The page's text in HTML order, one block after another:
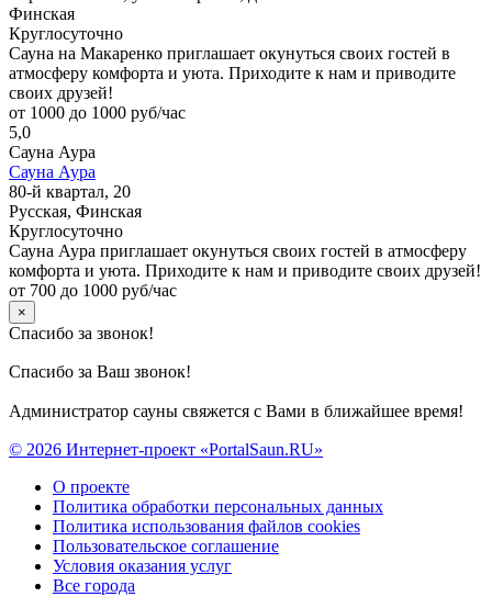
Финская
Круглосуточно
Сауна на Макаренко приглашает окунуться своих гостей в
атмосферу комфорта и уюта. Приходите к нам и приводите
своих друзей!
от 1000 до 1000 руб/час
5,0
Сауна Аура
Сауна Аура
80-й квартал, 20
Русская, Финская
Круглосуточно
Сауна Аура приглашает окунуться своих гостей в атмосферу
комфорта и уюта. Приходите к нам и приводите своих друзей!
от 700 до 1000 руб/час
×
Спасибо за звонок!
Спасибо за Ваш звонок!
Администратор сауны свяжется с Вами в ближайшее время!
© 2026 Интернет-проект «PortalSaun.RU»
О проекте
Политика обработки персональных данных
Политика использования файлов cookies
Пользовательское соглашение
Условия оказания услуг
Все города